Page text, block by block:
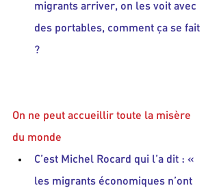
migrants arriver, on les voit avec
des portables, comment ça se fait
?
On ne peut accueillir toute la misère
du monde
C’est Michel Rocard qui l’a dit : «
les migrants économiques n’ont